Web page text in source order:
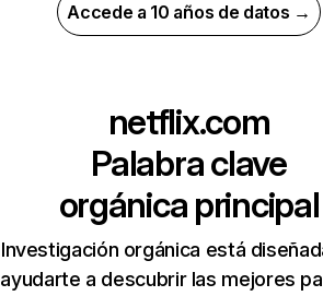
Accede a 10 años de datos →
netflix.com
Palabra clave
orgánica principal
Investigación orgánica está
ayudarte a descubrir las mejores